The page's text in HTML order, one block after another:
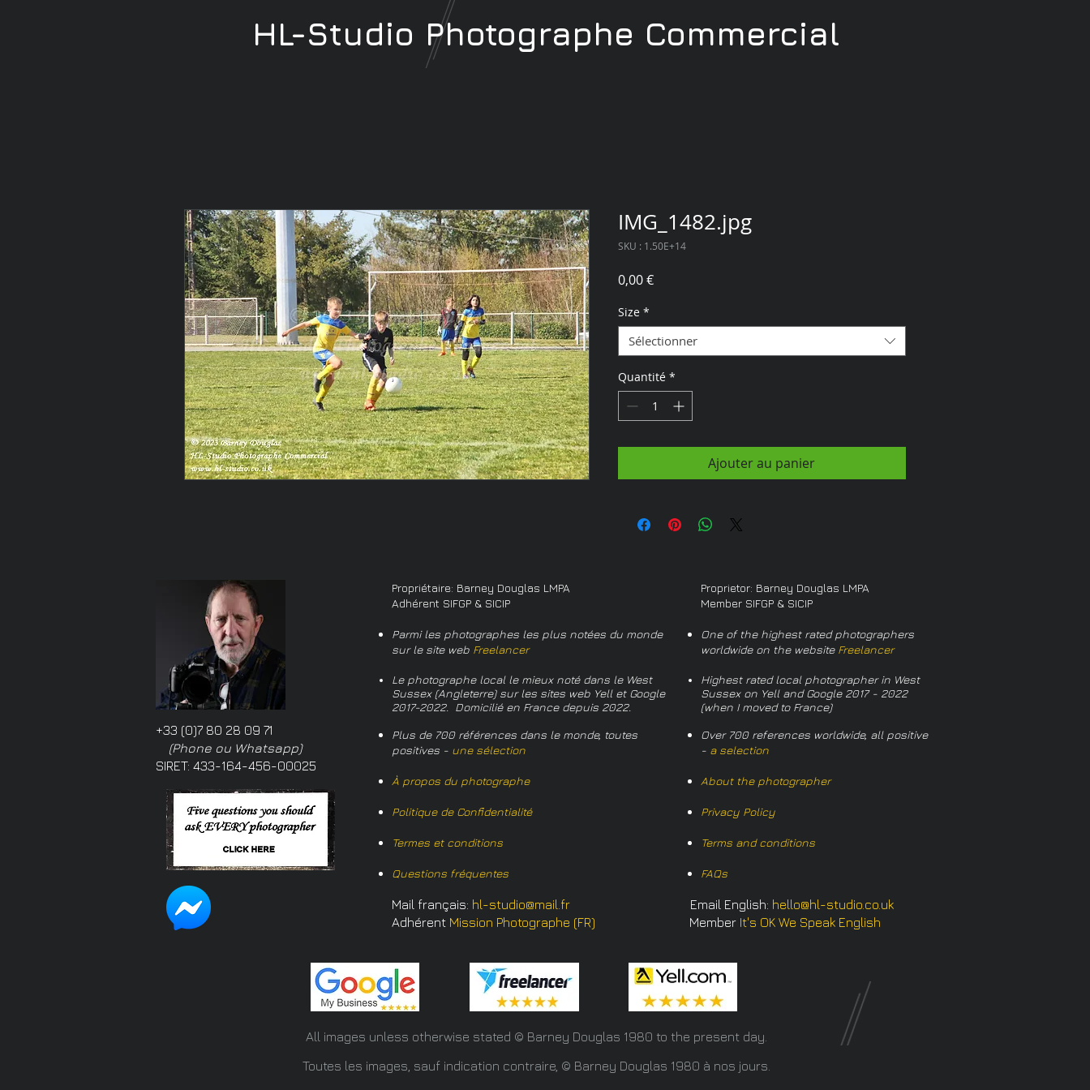
IMG_1482.jpg
SKU : 1.50E+14
0,00 €Prix
Size *
Sélectionner
Quantité *
Ajouter au panier
HL-Studio Photographe Commercial
+33 (0)7 80 28 09 71
(Phone ou Whatsapp)
SIRET: 433-164-456-00025
Propriétaire: Barney Douglas LMPA
Adhérent SIFGP & SICIP
Parmi les photographes les plus notées du monde
sur le site web Freelancer
Le photographe local le mieux noté dans le West
Sussex (Angleterre) sur les sites web Yell et Google
2017-2022. Domicilié en France depuis 2022.
Plus de 700 références dans le monde, toutes
positives - une sélection
À propos du photographe
Politique de Confidentialité
Termes et conditions
Questions fréquentes
Proprietor: Barney Douglas LMPA
Member SIFGP & SICIP
One of the highest rated photographers
worldwide on the website Freelancer
Highest rated local photographer in West
Sussex on Yell and Google 2017 - 2022
(when I moved to France)
Over 700 references worldwide, all positive
- a selection
About the photographer
Privacy Policy
Terms and conditions
FAQs
Mail français: hl-studio@mail.fr Email English: hello@hl-studio.co.uk
Adhérent Mission Photographe (FR) Member It's OK We Speak English
All images unless otherwise stated © Barney Douglas 1980 to the present day.
Toutes les images, sauf indication contraire, © Barney Douglas 1980 à nos jours.